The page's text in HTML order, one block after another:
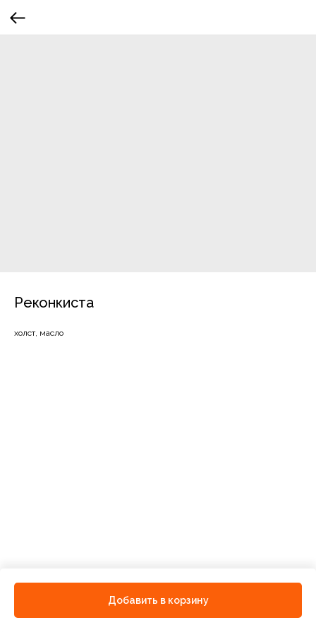
Реконкиста
Добавить в корзину
холст, масло